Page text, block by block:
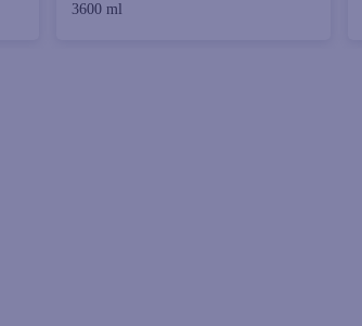
3600 ml